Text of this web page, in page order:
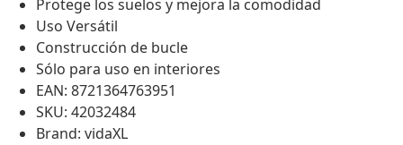
Protege los suelos y mejora la comodidad
Uso Versátil
Construcción de bucle
Sólo para uso en interiores
EAN: 8721364763951
SKU: 42032484
Brand: vidaXL